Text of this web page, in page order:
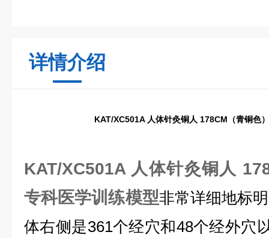
详情介绍
KAT/XC501A 人体针灸铜人 178CM（青铜色
KAT/XC501A 人体针灸铜人
专科医学训练模型非常详细地标
体右侧是361个经穴和48个经外穴